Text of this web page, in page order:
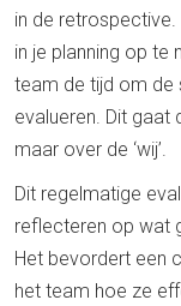
in de
in je planning op te
team de tijd om de
evalueren. Dit gaat
maar over de ‘wij’.
Dit regelmatige
reflecteren op wat
Het bevordert een
het team hoe ze